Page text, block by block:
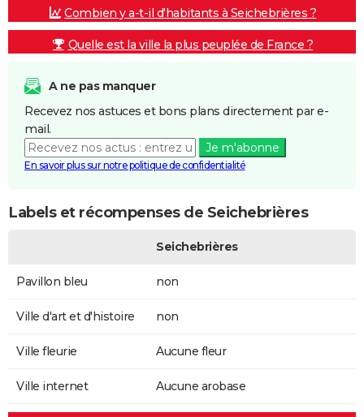
Combien y a-t-il d'habitants à Seichebrières ?
Quelle est la ville la plus peuplée de France ?
A ne pas manquer
Recevez nos astuces et bons plans directement par e-
mail.
Je m'abonne
En savoir plus sur notre politique de confidentialité
Labels et récompenses de Seichebrières
Seichebrières
Pavillon bleu non
Ville d'art et d'histoire non
Ville fleurie Aucune fleur
Ville internet Aucune arobase